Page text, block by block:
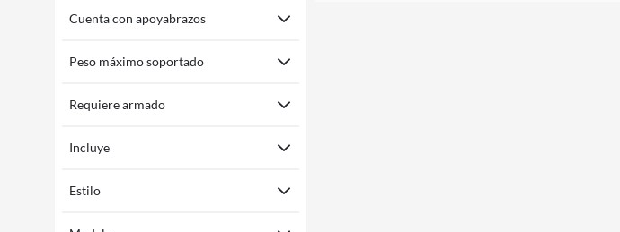
Cuenta con apoyabrazos
Peso máximo soportado
Requiere armado
Incluye
Estilo